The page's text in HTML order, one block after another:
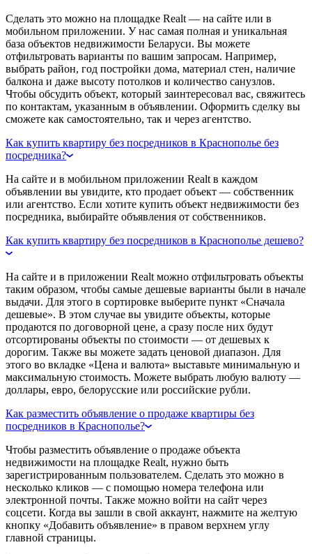
Сделать это можно на площадке Realt — на сайте или в
мобильном приложении. У нас самая полная и уникальная
база объектов недвижимости Беларуси. Вы можете
отфильтровать варианты по вашим запросам. Например,
выбрать район, год постройки дома, материал стен, наличие
балкона и даже высоту потолков и количество санузлов.
Чтобы обсудить объект, который заинтересовал вас, свяжитесь
по контактам, указанным в объявлении. Оформить сделку вы
сможете как самостоятельно, так и через агентство.
Как купить квартиру без посредников в Краснополье без
посредника?
На сайте и в мобильном приложении Realt в каждом
объявлении вы увидите, кто продает объект — собственник
или агентство. Если хотите купить объект недвижимости без
посредника, выбирайте объявления от собственников.
Как купить квартиру без посредников в Краснополье дешево?
На сайте и в приложении Realt можно отфильтровать объекты
таким образом, чтобы самые дешевые варианты были в начале
выдачи. Для этого в сортировке выберите пункт «Сначала
дешевые». В этом случае вы увидите объекты, которые
продаются по договорной цене, а сразу после них будут
отсортированы объекты по стоимости — от дешевых к
дорогим. Также вы можете задать ценовой диапазон. Для
этого во вкладке «Цена и валюта» выставьте минимальную и
максимальную стоимость. Можете выбрать любую валюту —
доллары, евро, белорусские или российские рубли.
Как разместить объявление о продаже квартиры без
посредников в Краснополье?
Чтобы разместить объявление о продаже объекта
недвижимости на площадке Realt, нужно быть
зарегистрированным пользователем. Сделать это можно в
несколько кликов — с помощью номера телефона или
электронной почты. Также можно войти на сайт через
соцсети. Когда вы зашли в свой аккаунт, нажмите на желтую
кнопку «Добавить объявление» в правом верхнем углу
главной страницы.